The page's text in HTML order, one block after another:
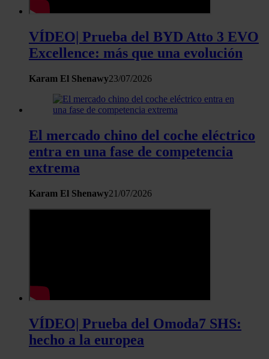
VÍDEO| Prueba del BYD Atto 3 EVO
Excellence: más que una evolución
Karam El Shenawy23/07/2026
El mercado chino del coche eléctrico
entra en una fase de competencia
extrema
Karam El Shenawy21/07/2026
VÍDEO| Prueba del Omoda7 SHS:
hecho a la europea